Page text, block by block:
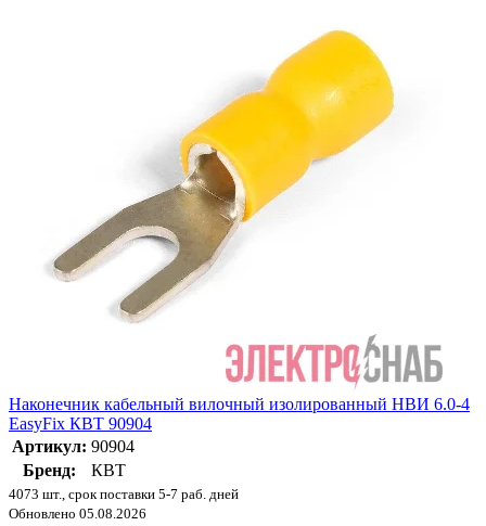
Наконечник кабельный вилочный изолированный НВИ 6.0-4
EasyFix КВТ 90904
Артикул: 90904
Бренд:
КВТ
4073 шт., срок поставки 5-7 раб. дней
Обновлено 05.08.2026